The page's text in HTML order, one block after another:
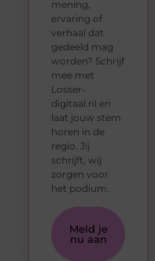
mening,
ervaring of
verhaal dat
gedeeld mag
worden? Schrijf
mee met
Losser-
digitaal.nl en
laat jouw stem
horen in de
regio. Jij
schrijft, wij
zorgen voor
het podium.
Meld je
nu aan